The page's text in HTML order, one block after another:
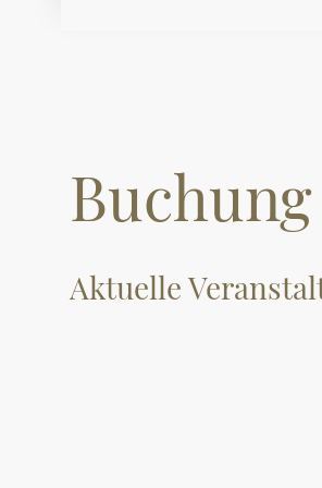
Buchung
Aktuelle